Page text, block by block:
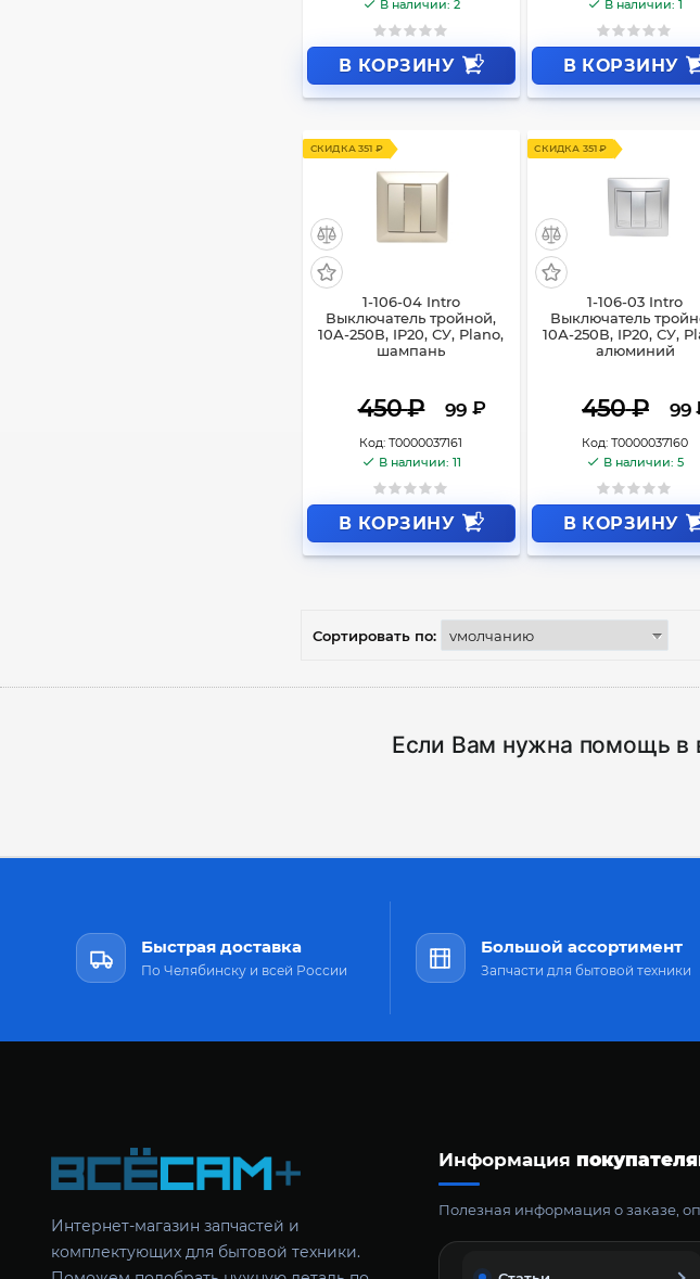
В наличии: 2
В КОРЗИНУ
В наличии: 1
В КОРЗИНУ
СКИДКА 351 ₽
1-106-04 Intro
Выключатель тройной,
10А-250В, IP20, СУ, Plano,
шампань
450₽ 99 ₽
Код: Т0000037161
В наличии: 11
В КОРЗИНУ
СКИДКА 351 ₽
1-106-03 Intro
Выключатель
10А-250В, IP20, СУ,
алюминий
450₽ 99
Код: Т0000037160
В наличии: 5
В КОРЗИНУ
Сортировать по:
Если Вам нужна помощь в
Быстрая доставка
По Челябинску и всей России
Большой ассортимент
Запчасти для бытовой техники
Интернет-магазин запчастей и
комплектующих для бытовой техники.
Информация
Полезная информация о заказе,